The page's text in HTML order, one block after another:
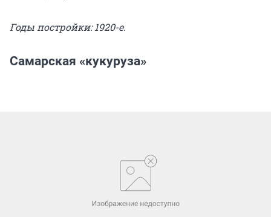
Годы постройки: 1920-е.
Самарская «кукуруза»